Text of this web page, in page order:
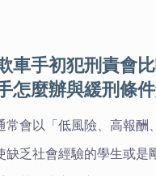
車手初犯刑責會
怎麼辦與緩刑條
常會以「低風險、高報酬
缺乏社會經驗的學生或是